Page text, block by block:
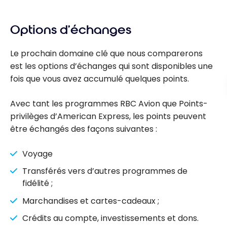
Express :
fonctionne au
Canada
Options d’échanges
Le prochain domaine clé que nous comparerons
est les options d’échanges qui sont disponibles une
fois que vous avez accumulé quelques points.
Avec tant les programmes RBC Avion que Points-
privilèges d’American Express, les points peuvent
être échangés des façons suivantes :
Voyage
Transférés vers d’autres programmes de
fidélité ;
Marchandises et cartes-cadeaux ;
Crédits au compte, investissements et dons.